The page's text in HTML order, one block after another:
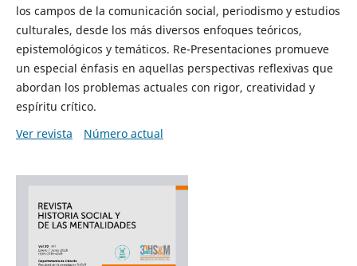
los campos de la comunicación social, periodismo y estudios
culturales, desde los más diversos enfoques teóricos,
epistemológicos y temáticos. Re-Presentaciones promueve
un especial énfasis en aquellas perspectivas reflexivas que
abordan los problemas actuales con rigor, creatividad y
espíritu crítico.
Ver revista
Número actual